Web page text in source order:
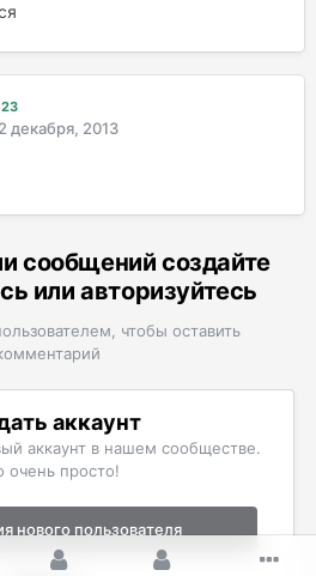
23
2 декабря, 2013
сообщений создайте
или авторизуйтесь
чтобы оставить
аккаунт
аккаунт в нашем сообществе.
очень просто!
нового пользователя